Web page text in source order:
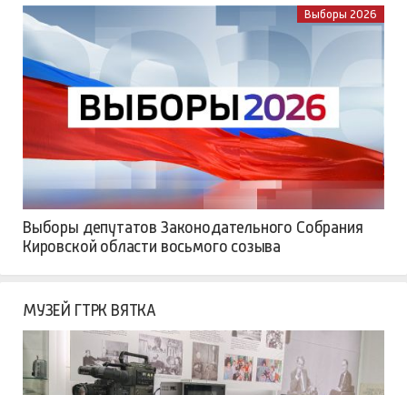
Выборы 2026
Выборы депутатов Законодательного Собрания
Кировской области восьмого созыва
МУЗЕЙ ГТРК ВЯТКА